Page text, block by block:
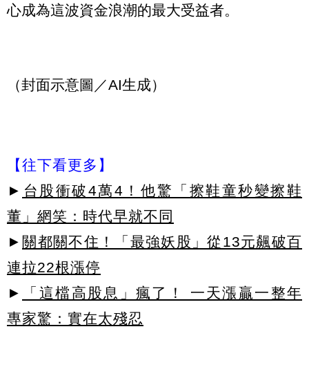
心成為這波資金浪潮的最大受益者。
（封面示意圖／AI生成）
【往下看更多】
► 台股衝破4萬4！他驚「擦鞋童秒變擦鞋
董」網笑：時代早就不同
► 關都關不住！「最強妖股」從13元飆破百
連拉22根漲停
►
「這檔高股息」瘋了！ 一天漲贏一整年
專家驚：實在太殘忍